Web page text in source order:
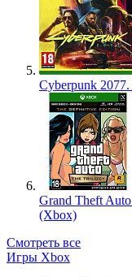
Cyberpunk
Grand Theft
(Xbox)
Смотреть все
Игры Xbox